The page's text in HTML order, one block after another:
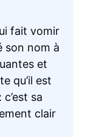
fait vomir
son nom à
et
qu’il est
sa
clair